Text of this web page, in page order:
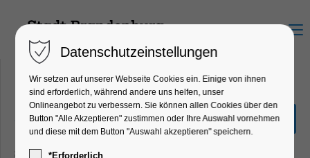
Menu
„Stadtrundfahrt“ 2,0
Stunden
Schiffrundfahrt
Datenschutzeinstellungen
Wir setzen auf unserer Webseite Cookies ein. Einige von ihnen
sind erforderlich, während andere uns helfen, unser
Onlineangebot zu verbessern. Sie können allen Cookies über den
Button "Alle Akzeptieren" zustimmen oder Ihre Auswahl vornehmen
und diese mit dem Button "Auswahl akzeptieren" speichern.
*Erforderlich